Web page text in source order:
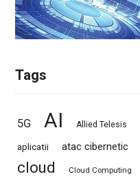
Tags
5G AI Allied Telesis
aplicatii atac cibernetic
cloud Cloud Computing